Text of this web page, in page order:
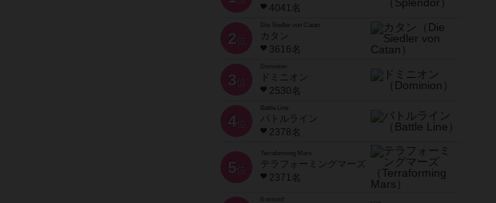
4041名
2 位
Die Siedler von Catan
カタン
3616名
3 位
ドミニオン
2530名
4位
Battle Line
バトルライン
2378名
5 位
Terraforming Mars
テラフォーミングマーズ
2371名